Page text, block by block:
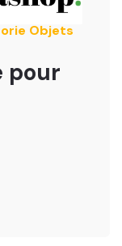
Objets
pour